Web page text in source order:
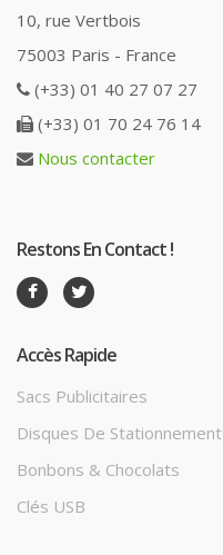
10, rue Vertbois
75003 Paris - France
(+33) 01 40 27 07 27
(+33) 01 70 24 76 14
Nous contacter
Restons En Contact !
Accès Rapide
Sacs Publicitaires
Disques De Stationnement
Bonbons & Chocolats
Clés USB